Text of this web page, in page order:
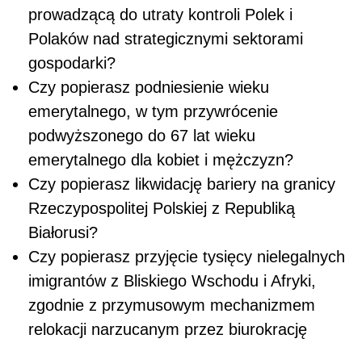
prowadzącą do utraty kontroli Polek i
Polaków nad strategicznymi sektorami
gospodarki?
Czy popierasz podniesienie wieku
emerytalnego, w tym przywrócenie
podwyższonego do 67 lat wieku
emerytalnego dla kobiet i mężczyzn?
Czy popierasz likwidację bariery na granicy
Rzeczypospolitej Polskiej z Republiką
Białorusi?
Czy popierasz przyjęcie tysięcy nielegalnych
imigrantów z Bliskiego Wschodu i Afryki,
zgodnie z przymusowym mechanizmem
relokacji narzucanym przez biurokrację